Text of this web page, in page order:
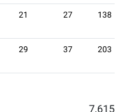
21 27 138
29 37 203
7,615